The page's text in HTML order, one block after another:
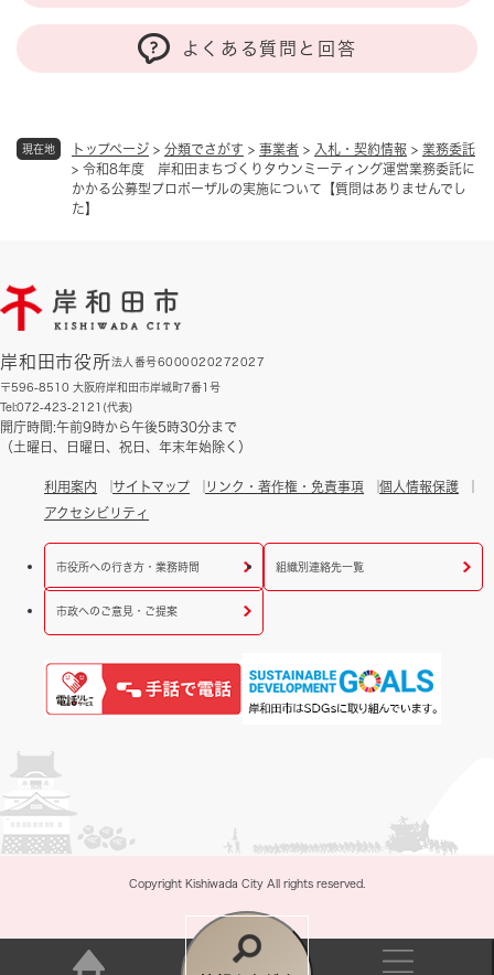
現在地 トップページ > 分類でさがす > 事業者 > 入札・契約情報 > 業務委託
> 令和8年度 岸和田まちづくりタウンミーティング運営業務委託に
かかる公募型プロポーザルの実施について【質問はありませんでし
た】
よくある質問と回答
岸和田市役所法人番号6000020272027
〒596-8510 大阪府岸和田市岸城町7番1号
Tel:072-423-2121(代表)
開庁時間:午前9時から午後5時30分まで
（土曜日、日曜日、祝日、年末年始除く）
利用案内 サイトマップ リンク・著作権・免責事項
個人情報保護
アクセシビリティ
市役所への行き方・業務時間 組織別連絡先一覧
市政へのご意見・ご提案
Copyright Kishiwada City All rights reserved.